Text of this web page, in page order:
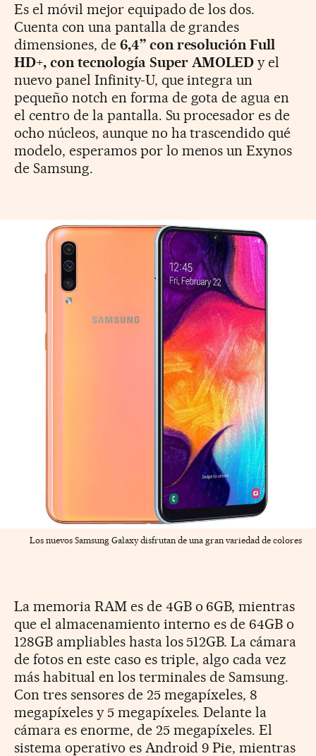
Es el móvil mejor equipado de los dos.
Cuenta con una pantalla de grandes
dimensiones, de6,4” con resolución Full
HD+, con tecnología Super AMOLED y el
nuevo panel Infinity-U, que integra un
pequeño notch en forma de gota de agua en
el centro de la pantalla. Su procesador es de
ocho núcleos, aunque no ha trascendido qué
modelo, esperamos por lo menos un Exynos
de Samsung.
Los nuevos Samsung Galaxy disfrutan de una gran variedad de colores
La memoria RAM es de 4GB o 6GB, mientras
que el almacenamiento interno es de 64GB o
128GB ampliables hasta los 512GB. La cámara
de fotos en este caso es triple, algo cada vez
más habitual en los terminales de Samsung.
Con tres sensores de 25 megapíxeles, 8
megapíxeles y 5 megapíxeles. Delante la
cámara es enorme, de 25 megapíxeles. El
sistema operativo es Android 9 Pie, mientras